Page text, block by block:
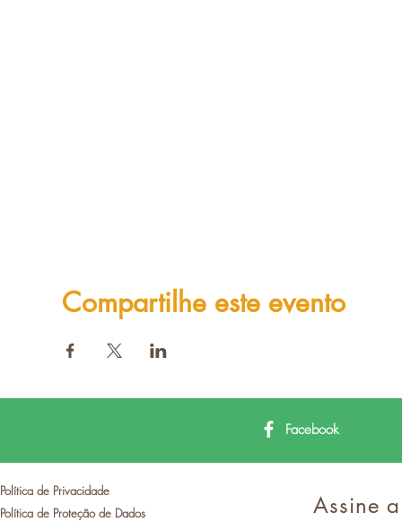
Compartilhe este evento
Facebook
Política de Privacidade
Política de Proteção de Dados
Assine